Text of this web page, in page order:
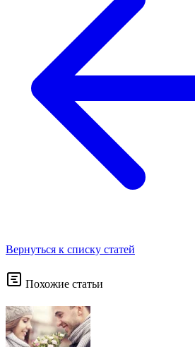
Вернуться к списку статей
Похожие статьи